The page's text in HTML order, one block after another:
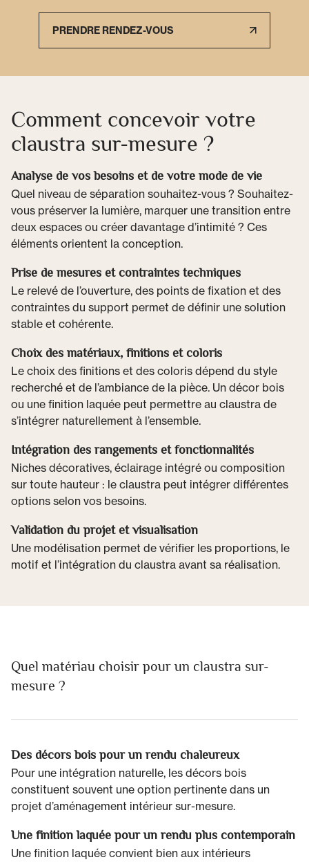
PRENDRE RENDEZ-VOUS
Comment concevoir votre
claustra sur-mesure ?
Analyse de vos besoins et de votre mode de vie
Quel niveau de séparation souhaitez-vous ? Souhaitez-
vous préserver la lumière, marquer une transition entre
deux espaces ou créer davantage d’intimité ? Ces
éléments orientent la conception.
Prise de mesures et contraintes techniques
Le relevé de l’ouverture, des points de fixation et des
contraintes du support permet de définir une solution
stable et cohérente.
Choix des matériaux, finitions et coloris
Le choix des finitions et des coloris dépend du style
recherché et de l’ambiance de la pièce. Un décor bois
ou une finition laquée peut permettre au claustra de
s’intégrer naturellement à l’ensemble.
Intégration des rangements et fonctionnalités
Niches décoratives, éclairage intégré ou composition
sur toute hauteur : le claustra peut intégrer différentes
options selon vos besoins.
Validation du projet et visualisation
Une modélisation permet de vérifier les proportions, le
motif et l’intégration du claustra avant sa réalisation.
Quel matériau choisir pour un claustra sur-
mesure ?
Des décors bois pour un rendu chaleureux
Pour une intégration naturelle, les décors bois
constituent souvent une option pertinente dans un
projet d’aménagement intérieur sur-mesure.
Une finition laquée pour un rendu plus contemporain
Une finition laquée convient bien aux intérieurs